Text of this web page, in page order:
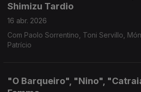
Shimizu Tardio
16 abr. 2026
Com Paolo Sorrentino, Toni Servillo,
Patrício
"O Barqueiro", "Nino",